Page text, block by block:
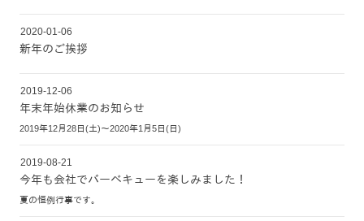
2020-01-06
新年のご挨拶
2019-12-06
年末年始休業のお知らせ
2019年12月28日(土)～2020年1月5日(日)
2019-08-21
今年も会社でバーベキューを楽しみました！
夏の恒例行事です。